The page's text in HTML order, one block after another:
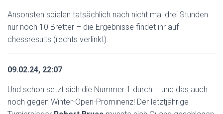
Ansonsten spielen tatsächlich nach nicht mal drei Stunden
nur noch 10 Bretter – die Ergebnisse findet ihr auf
chessresults (rechts verlinkt).
09.02.24, 22:07
Und schon setzt sich die Nummer 1 durch – und das auch
noch gegen Winter-Open-Prominenz! Der letztjährige